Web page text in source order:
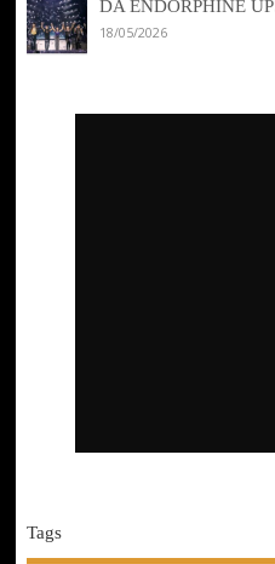
DA ENDORPHINE
18/05/2026
Tags